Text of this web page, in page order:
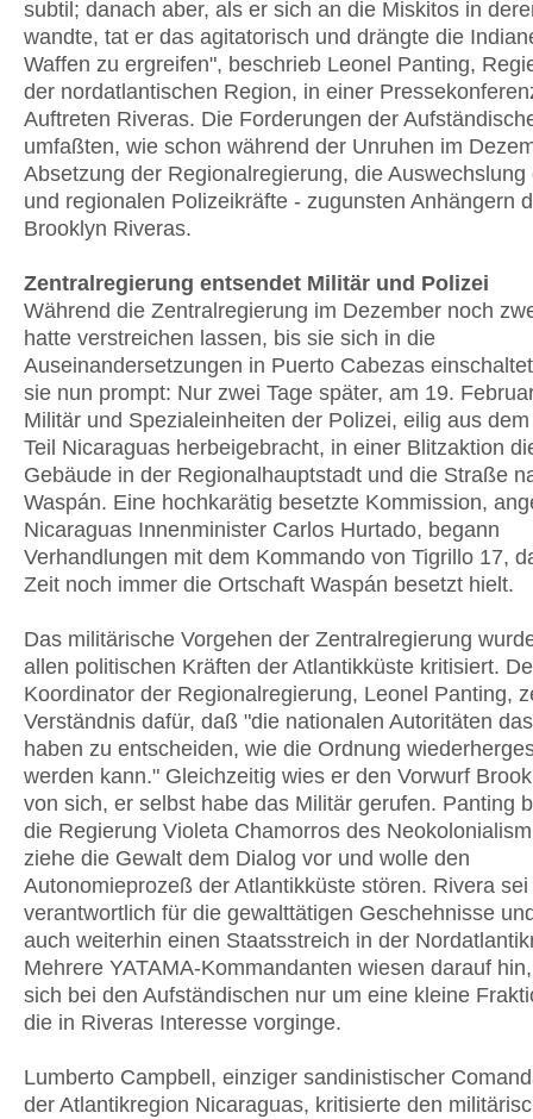
subtil; danach aber, als er sich an die Miskitos in
wandte, tat er das agitatorisch und drängte die
Waffen zu ergreifen", beschrieb Leonel Panting,
der nordatlantischen Region, in einer
Auftreten Riveras. Die Forderungen der
umfaßten, wie schon während der Unruhen im
Absetzung der Regionalregierung, die Auswechslung
und regionalen Polizeikräfte - zugunsten Anhängern
Brooklyn Riveras.
Zentralregierung entsendet Militär und Polizei
Während die Zentralregierung im Dezember noch
hatte verstreichen lassen, bis sie sich in die
Auseinandersetzungen in Puerto Cabezas
sie nun prompt: Nur zwei Tage später, am 19.
Militär und Spezialeinheiten der Polizei, eilig aus
Teil Nicaraguas herbeigebracht, in einer Blitzaktion
Gebäude in der Regionalhauptstadt und die Straße
Waspán. Eine hochkarätig besetzte Kommission,
Nicaraguas Innenminister Carlos Hurtado, begann
Verhandlungen mit dem Kommando von Tigrillo 17,
Zeit noch immer die Ortschaft Waspán besetzt hielt.
Das militärische Vorgehen der Zentralregierung
allen politischen Kräften der Atlantikküste kritisiert.
Koordinator der Regionalregierung, Leonel Panting,
Verständnis dafür, daß "die nationalen Autoritäten
haben zu entscheiden, wie die Ordnung
werden kann." Gleichzeitig wies er den Vorwurf
von sich, er selbst habe das Militär gerufen. Panting
die Regierung Violeta Chamorros des
ziehe die Gewalt dem Dialog vor und wolle den
Autonomieprozeß der Atlantikküste stören. Rivera sei
verantwortlich für die gewalttätigen Geschehnisse
auch weiterhin einen Staatsstreich in der
Mehrere YATAMA-Kommandanten wiesen darauf
sich bei den Aufständischen nur um eine kleine
die in Riveras Interesse vorginge.
Lumberto Campbell, einziger sandinistischer
der Atlantikregion Nicaraguas, kritisierte den